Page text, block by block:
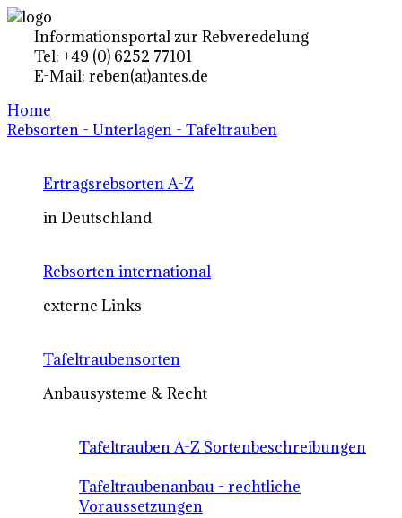
Informationsportal zur Rebveredelung
Tel: +49 (0) 6252 77101
E-Mail: reben(at)antes.de
Home
Rebsorten - Unterlagen - Tafeltrauben
Ertragsrebsorten A-Z
in Deutschland
Rebsorten international
externe Links
Tafeltraubensorten
Anbausysteme & Recht
Tafeltrauben A-Z Sortenbeschreibungen
Tafeltraubenanbau - rechtliche
Voraussetzungen